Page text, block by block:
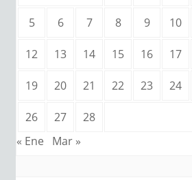
5 6 7 8 9 10
12 13 14 15 16 17
19 20 21 22 23 24
26 27
28
« Ene
Mar »